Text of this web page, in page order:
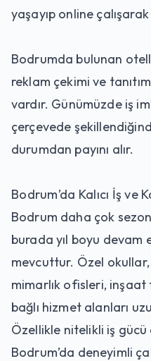
yaşayıp online
Bodrumda bulunan
reklam çekimi ve
vardır. Günümüzde iş
çerçevede
durumdan payını alır.
Bodrum’da Kalıcı İş ve
Bodrum daha çok
burada yıl boyu devam
mevcuttur. Özel okullar,
mimarlık ofisleri,
bağlı hizmet alanları
Özellikle nitelikli iş
Bodrum’da deneyimli